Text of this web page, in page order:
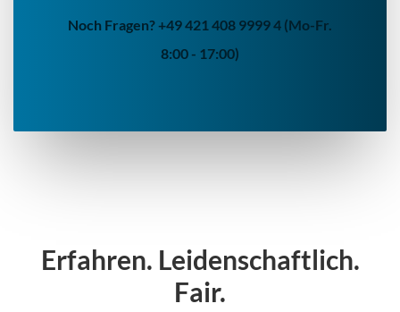
Noch Fragen? +49 421 408 9999 4 (Mo-Fr.
8:00 - 17:00)
Erfahren. Leidenschaftlich.
Fair.